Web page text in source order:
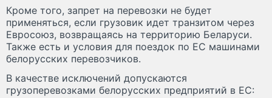
Кроме того, запрет на перевозки не будет
применяться, если грузовик идет транзитом через
Евросоюз, возвращаясь на территорию Беларуси.
Также есть и условия для поездок по ЕС машинами
белорусских перевозчиков.
В качестве исключений допускаются
грузоперевозками белорусских предприятий в ЕС: